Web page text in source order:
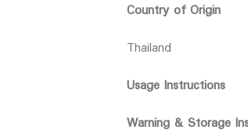
Country of Origin
Thailand
Usage Instructions
Warning & Storage